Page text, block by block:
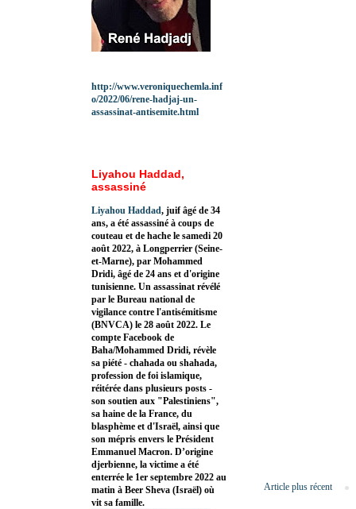
Article plus récent
http://www.veroniquechemla.inf
o/2022/06/rene-hadjaj-un-
assassinat-antisemite.html
Liyahou Haddad,
assassiné
Liyahou Haddad, juif âgé de 34
ans, a été assassiné à coups de
couteau et de hache le samedi 20
août 2022, à Longperrier (Seine-
et-Marne), par Mohammed
Dridi, âgé de 24 ans et d'origine
tunisienne. Un assassinat révélé
par le Bureau national de
vigilance contre l'antisémitisme
(BNVCA) le 28 août 2022. Le
compte Facebook de
Baha/Mohammed Dridi, révèle
sa piété - chahada ou shahada,
profession de foi islamique,
réitérée dans plusieurs posts -
son soutien aux "Palestiniens",
sa haine de la France, du
blasphème et d'Israël, ainsi que
son mépris envers le Président
Emmanuel Macron. D’origine
djerbienne, la victime a été
enterrée le 1er septembre 2022 au
matin à Beer Sheva (Israël) où
vit sa famille.